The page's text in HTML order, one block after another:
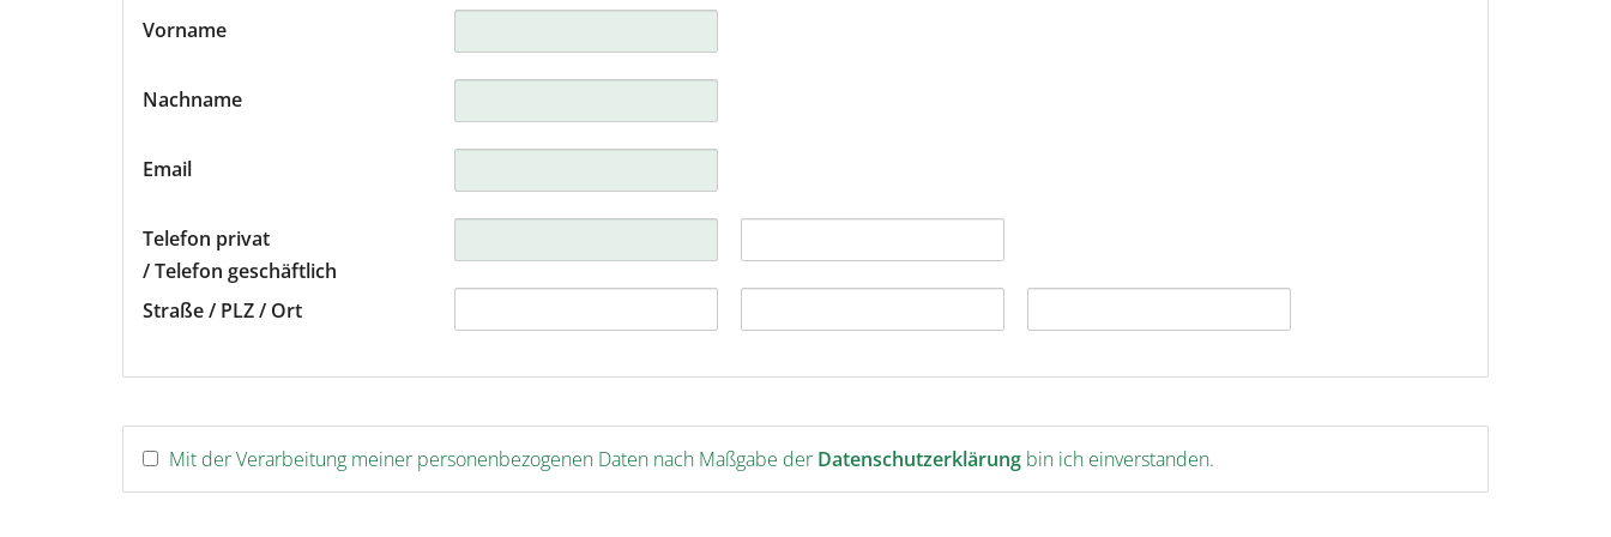
Hannover
Innsbruck
Luxemburg
Vorname
Nachname
Email
Telefon privat
/ Telefon geschäftlich
Straße / PLZ / Ort
Mit der Verarbeitung meiner personenbezogenen Daten nach Maßgabe der Datenschutzerklärung bin ich einverstanden.